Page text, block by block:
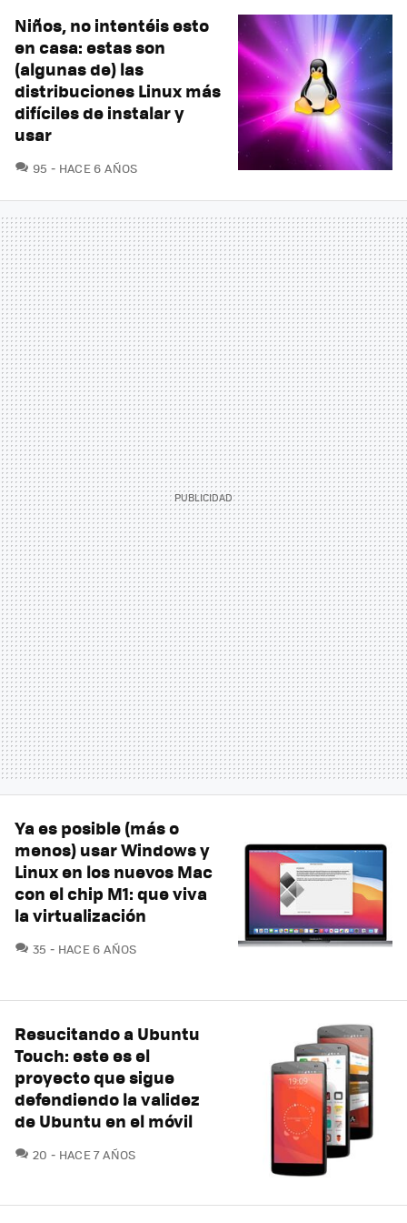
Niños, no intentéis esto
en casa: estas son
(algunas de) las
distribuciones Linux más
difíciles de instalar y
usar
95 COMENTARIOS
HACE 6 AÑOS
Ya es posible (más o
menos) usar Windows y
Linux en los nuevos Mac
con el chip M1: que viva
la virtualización
35 COMENTARIOS
HACE 6 AÑOS
Resucitando a Ubuntu
Touch: este es el
proyecto que sigue
defendiendo la validez
de Ubuntu en el móvil
20 COMENTARIOS
HACE 7 AÑOS